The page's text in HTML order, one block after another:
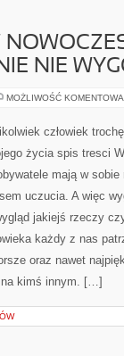
NIE
MOŻLIWOŚĆ
człowiek
życia spis tresci
mają w sobie
uczucia. A więc
jakiejś rzeczy
każdy z nas
oraz nawet
na kimś innym. […]